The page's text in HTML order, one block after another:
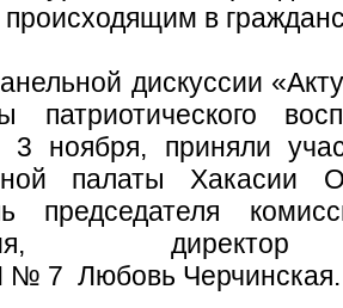
в
дискуссии
патриотического
3 ноября, приняли
палаты Хакасии
председателя
7 Любовь Черчинская.